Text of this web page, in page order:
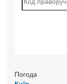
Погода